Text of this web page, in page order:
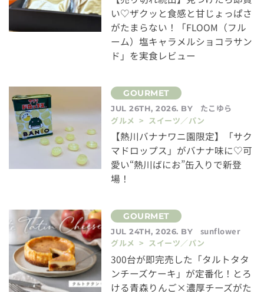
い♡ザクッと食感と甘じょっぱさ
がたまらない！「FLOOM（フル
ーム）塩キャラメルショコラサン
ド」を実食レビュー
JUL 26TH, 2026. BY
たこゆら
グルメ > スイーツ／パン
【熱川バナナワニ園限定】「サク
マドロップス」がバナナ味に♡可
愛い“熱川ばにお”缶入りで新登
場！
JUL 24TH, 2026. BY
sunflower
グルメ > スイーツ／パン
300台が即完売した「タルトタタ
ンチーズケーキ」が定番化！とろ
ける青森りんご×濃厚チーズがた